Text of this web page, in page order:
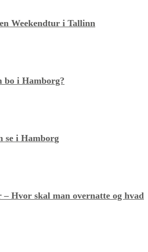
Weekendtur i Tallinn
bo i Hamborg?
se i Hamborg
Hvor skal man overnatte og hvad